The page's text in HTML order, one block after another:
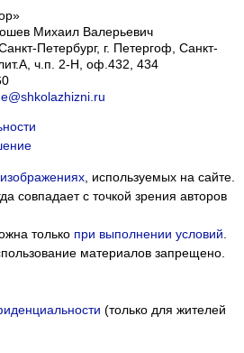
Михаил Валерьевич
Петербург, г. Петергоф, Санкт-
ч.п. 2-Н, оф.432, 434
, используемых на сайте.
совпадает с точкой зрения авторов
только при выполнении условий.
материалов запрещено.
(только для жителей